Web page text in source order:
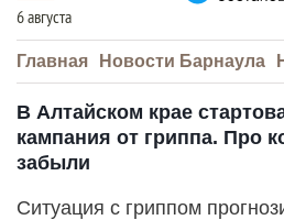
6 августа
Главная Новости Барнаула
В Алтайском крае
кампания от гриппа. Про
забыли
Ситуация с гриппом